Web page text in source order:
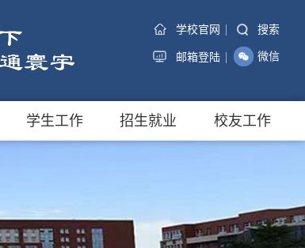
学校官网 | 搜索
邮箱登陆 | 微信
学生工作 招生就业 校友工作